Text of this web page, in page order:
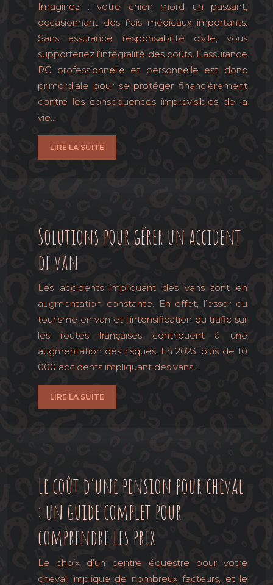
Imaginez : votre chien mord un passant,
occasionnant des frais médicaux importants.
Sans assurance responsabilité civile, vous
supporteriez l’intégralité des coûts. L’assurance
RC professionnelle et personnelle est donc
primordiale pour se protéger financièrement
contre les conséquences imprévisibles de la
vie…
LIRE LA SUITE
Solutions pour gérer un accident
de van
Les accidents impliquant des vans sont en
augmentation constante. En effet, l’essor du
tourisme en van et l’intensification du trafic sur
les routes françaises contribuent à une
augmentation des risques. En 2023, plus de 10
000 accidents impliquant des vans…
LIRE LA SUITE
Le coût d’une pension pour cheval
: un guide complet pour
comprendre les prix
Le choix d’un centre équestre pour votre
cheval implique de nombreux facteurs, et le